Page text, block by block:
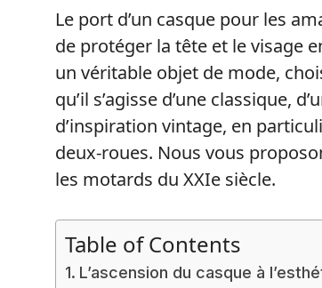
Le port d’un casque pour les
de protéger la tête et le visage
un véritable objet de mode,
qu’il s’agisse d’une classique,
d’inspiration vintage, en
deux-roues. Nous vous
les motards du XXIe siècle.
Table of Contents
L’ascension du casque à